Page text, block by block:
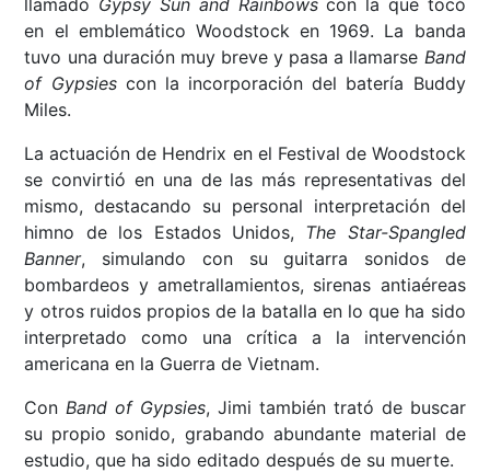
en el emblemático Woodstock en 1969. La banda
tuvo una duración muy breve y pasa a llamarse Band
of Gypsiescon la incorporación del batería Buddy
Miles.
La actuación de Hendrix en el Festival de Woodstock
se convirtió en una de las más representativas del
mismo, destacando su personal interpretación del
himno de los Estados Unidos, The Star-Spangled
Banner, simulando con su guitarra sonidos de
bombardeos y ametrallamientos, sirenas antiaéreas
y otros ruidos propios de la batalla en lo que ha sido
interpretado como una crítica a la intervención
americana en la Guerra de Vietnam.
Con Band of Gypsies, Jimi también trató de buscar
su propio sonido, grabando abundante material de
estudio, que ha sido editado después de su muerte.